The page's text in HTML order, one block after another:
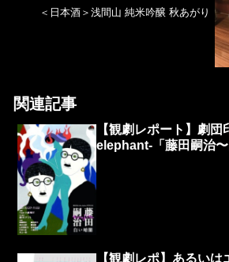
＜日本酒＞浅間山 純米吟醸 秋あがり
関連記事
【観劇レポート】劇
elephant-「藤田嗣治〜
【観劇レポ】あるい